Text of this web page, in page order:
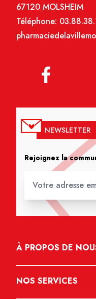
67120 MOLSHEIM
Téléphone:
NEWSLETTER
Rejoignez la
À PROPOS DE
NOS SERVICES